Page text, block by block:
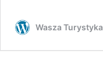
Wasza Turystyka